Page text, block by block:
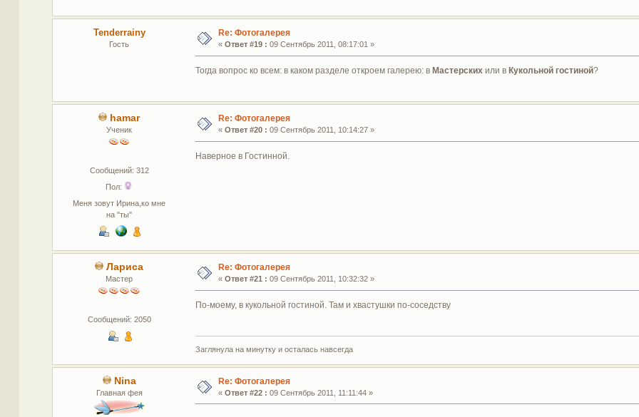
Tenderrainy
Гость
Re: Фотогалерея
« Ответ #19 : 09 Сентябрь 2011, 08:17:01 »
Тогда вопрос ко всем: в каком разделе откроем галерею: в Мастерских или в Кукольной гостиной?
hamar
Ученик
Сообщений: 312
Пол:
Меня зовут Ирина,ко мне
на "ты"
Re: Фотогалерея
« Ответ #20 : 09 Сентябрь 2011, 10:14:27 »
Наверное в Гостинной.
Лариса
Мастер
Сообщений: 2050
Re: Фотогалерея
« Ответ #21 : 09 Сентябрь 2011, 10:32:32 »
По-моему, в кукольной гостиной. Там и хвастушки по-соседству
Заглянула на минутку и осталась навсегда
Nina
Главная фея
Re: Фотогалерея
« Ответ #22 : 09 Сентябрь 2011, 11:11:44 »